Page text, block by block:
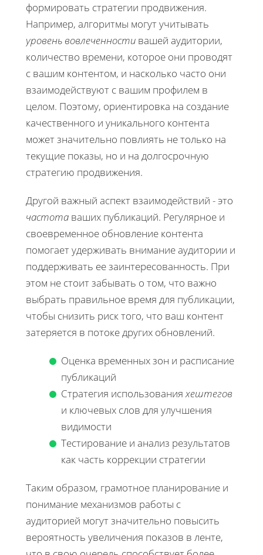
формировать стратегии продвижения.
Например, алгоритмы могут учитывать
уровень вовлеченности вашей аудитории,
количество времени, которое они проводят
с вашим контентом, и насколько часто они
взаимодействуют с вашим профилем в
целом. Поэтому, ориентировка на создание
качественного и уникального контента
может значительно повлиять не только на
текущие показы, но и на долгосрочную
стратегию продвижения.
Другой важный аспект взаимодействий - это
частота ваших публикаций. Регулярное и
своевременное обновление контента
помогает удерживать внимание аудитории и
поддерживать ее заинтересованность. При
этом не стоит забывать о том, что важно
выбрать правильное время для публикации,
чтобы снизить риск того, что ваш контент
затеряется в потоке других обновлений.
Оценка временных зон и расписание
публикаций
Стратегия использованияхештегов
и ключевых слов для улучшения
видимости
Тестирование и анализ результатов
как часть коррекции стратегии
Таким образом, грамотное планирование и
понимание механизмов работы с
аудиторией могут значительно повысить
вероятность увеличения показов в ленте,